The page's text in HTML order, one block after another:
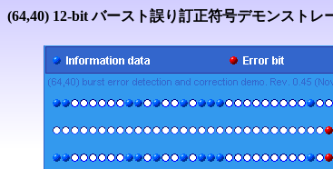
(64,40) 12-bit バースト誤り訂正符号デモンストレ